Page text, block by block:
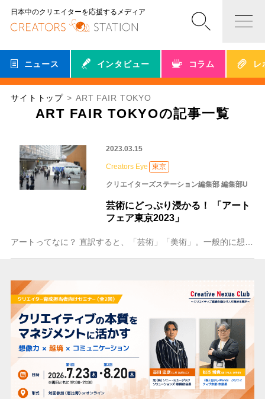
日本中のクリエイターを応援するメディア
ニュース インタビュー コラム レ
サイトトップ ART FAIR TOKYO
ART FAIR TOKYOの記事一覧
2023.03.15
Creators Eye 東京
クリエイターズステーション編集部 編集部U
芸術にどっぷり浸かる！ 「アート
フェア東京2023」